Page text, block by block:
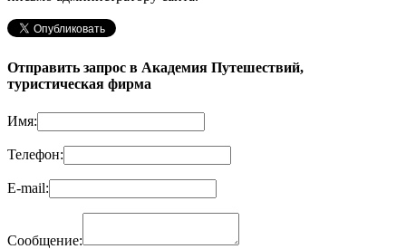
Отправить запрос в Академия Путешествий,
туристическая фирма
Имя:
Телефон:
E-mail:
Сообщение: